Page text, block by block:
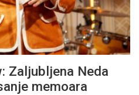
Zaljubljena Neda
memoara